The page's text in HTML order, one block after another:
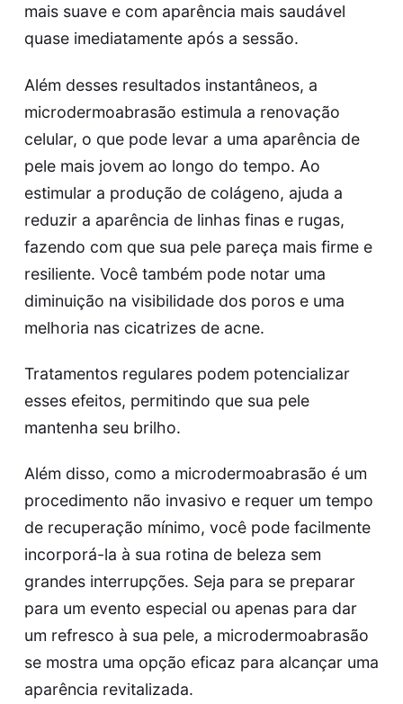
mais suave e com aparência mais saudável
quase imediatamente após a sessão.
Além desses resultados instantâneos, a
microdermoabrasão estimula a renovação
celular, o que pode levar a uma aparência de
pele mais jovem ao longo do tempo. Ao
estimular a produção de colágeno, ajuda a
reduzir a aparência de linhas finas e rugas,
fazendo com que sua pele pareça mais firme e
resiliente. Você também pode notar uma
diminuição na visibilidade dos poros e uma
melhoria nas cicatrizes de acne.
Tratamentos regulares podem potencializar
esses efeitos, permitindo que sua pele
mantenha seu brilho.
Além disso, como a microdermoabrasão é um
procedimento não invasivo e requer um tempo
de recuperação mínimo, você pode facilmente
incorporá-la à sua rotina de beleza sem
grandes interrupções. Seja para se preparar
para um evento especial ou apenas para dar
um refresco à sua pele, a microdermoabrasão
se mostra uma opção eficaz para alcançar uma
aparência revitalizada.